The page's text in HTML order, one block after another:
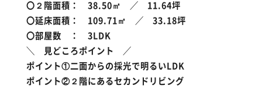
〇２階面積： 38.50㎡ ／ 11.64坪
〇延床面積： 109.71㎡ ／ 33.18坪
〇部屋数 ： 3LDK
＼ 見どころポイント ／
ポイント①二面からの採光で明るいLDK
ポイント②２階にあるセカンドリビング